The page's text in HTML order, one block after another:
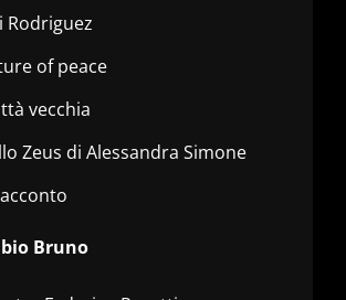
Rodriguez
of peace
vecchia
Zeus di Alessandra Simone
Bruno